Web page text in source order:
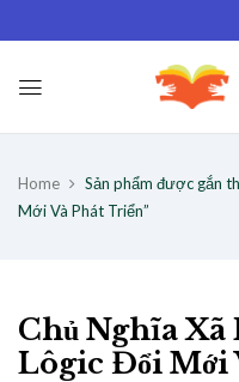
Home
Sản phẩm được gắn
Mới Và Phát Triển”
Chủ Nghĩa Xã
Lôgic Đổi Mới